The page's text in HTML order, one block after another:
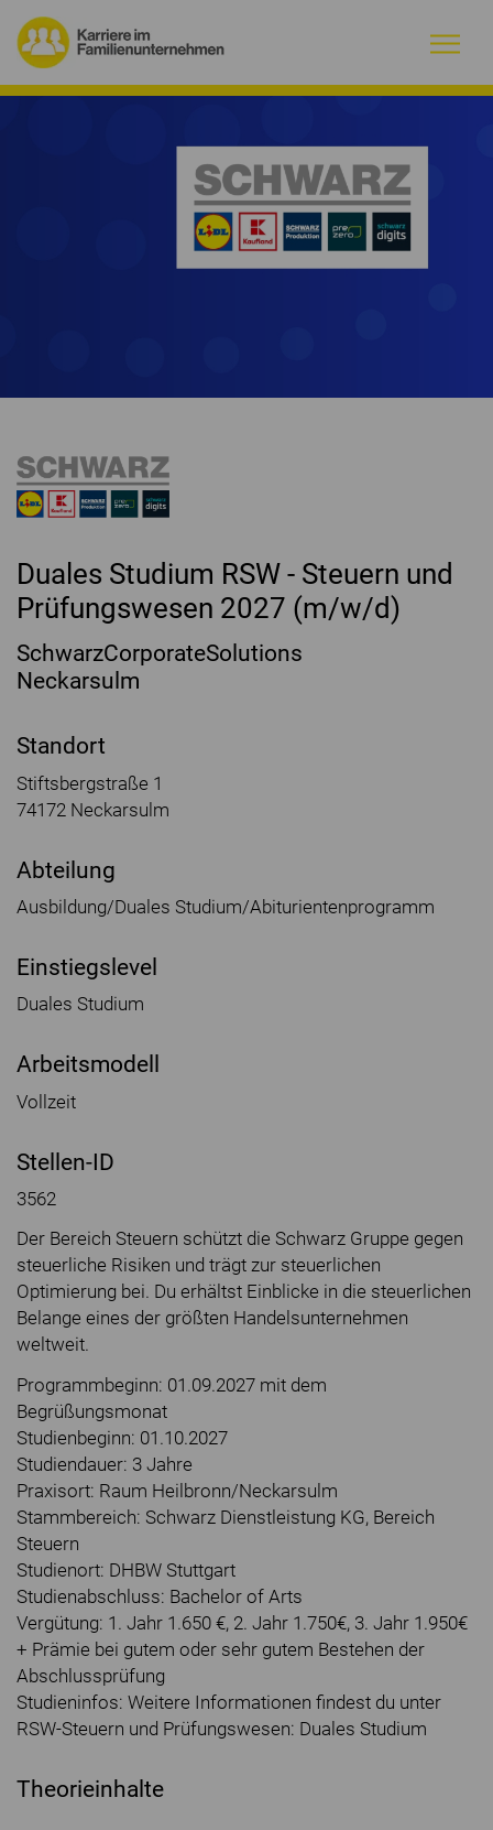
Duales Studium RSW - Steuern und
Prüfungswesen 2027 (m/w/d)
SchwarzCorporateSolutions
Neckarsulm
Standort
Stiftsbergstraße 1
74172 Neckarsulm
Abteilung
Ausbildung/Duales Studium/Abiturientenprogramm
Einstiegslevel
Duales Studium
Arbeitsmodell
Vollzeit
Stellen-ID
3562
Der Bereich Steuern schützt die Schwarz Gruppe gegen
steuerliche Risiken und trägt zur steuerlichen
Optimierung bei. Du erhältst Einblicke in die steuerlichen
Belange eines der größten Handelsunternehmen
weltweit.
Programmbeginn: 01.09.2027 mit dem
Begrüßungsmonat
Studienbeginn: 01.10.2027
Studiendauer: 3 Jahre
Praxisort: Raum Heilbronn/Neckarsulm
Stammbereich: Schwarz Dienstleistung KG, Bereich
Steuern
Studienort: DHBW Stuttgart
Studienabschluss: Bachelor of Arts
Vergütung: 1. Jahr 1.650 €, 2. Jahr 1.750€, 3. Jahr 1.950€
+ Prämie bei gutem oder sehr gutem Bestehen der
Abschlussprüfung
Studieninfos: Weitere Informationen findest du unter
RSW-Steuern und Prüfungswesen: Duales Studium
Theorieinhalte